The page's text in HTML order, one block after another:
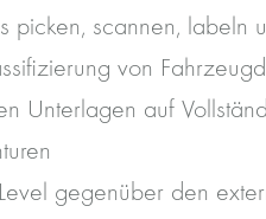
picken, scannen, labeln
von
Unterlagen auf
gegenüber den